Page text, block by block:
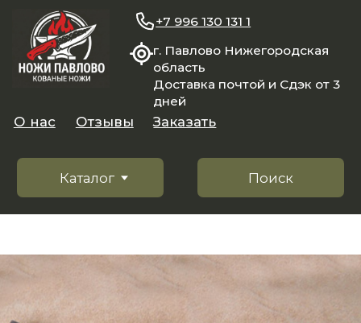
область
Доставка почтой и Сдэк от 3
Поиск
Каталог
Заказать
+7 996 130 131 1